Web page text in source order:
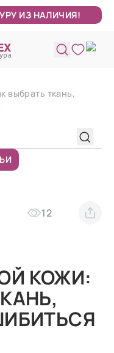
ИЗ НАЛИЧИЯ!
выбрать ткань,
12
КОЖИ: